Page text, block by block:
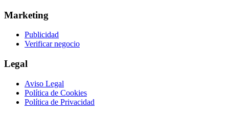
Marketing
Publicidad
Verificar negocio
Legal
Aviso Legal
Política de Cookies
Política de Privacidad